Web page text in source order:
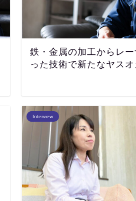
鉄・金属の加工からレ
った技術で新たなヤスオ
Interview